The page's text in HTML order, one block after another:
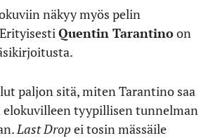
näkyy myös pelin
Quentin Tarantinoon
paljon sitä, miten Tarantino saa
elokuvilleen tyypillisen tunnelman
Last Dropei tosin mässäile